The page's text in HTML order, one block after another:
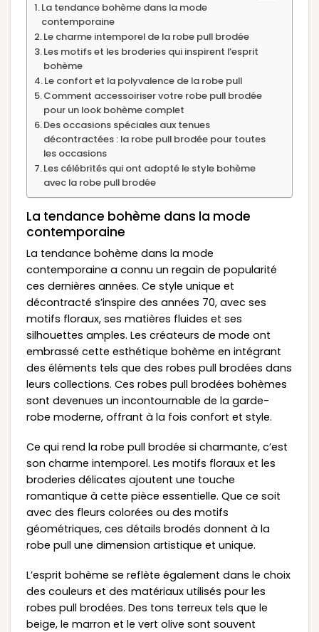
La tendance bohème dans la mode
contemporaine
Le charme intemporel de la robe pull brodée
Les motifs et les broderies qui inspirent l’esprit
bohème
Le confort et la polyvalence de la robe pull
Comment accessoiriser votre robe pull brodée
pour un look bohème complet
Des occasions spéciales aux tenues
décontractées : la robe pull brodée pour toutes
les occasions
Les célébrités qui ont adopté le style bohème
avec la robe pull brodée
La tendance bohème dans la mode
contemporaine
La tendance bohème dans la mode
contemporaine a connu un regain de popularité
ces dernières années. Ce style unique et
décontracté s’inspire des années 70, avec ses
motifs floraux, ses matières fluides et ses
silhouettes amples. Les créateurs de mode ont
embrassé cette esthétique bohème en intégrant
des éléments tels que des robes pull brodées dans
leurs collections. Ces robes pull brodées bohèmes
sont devenues un incontournable de la garde-
robe moderne, offrant à la fois confort et style.
Ce qui rend la robe pull brodée si charmante, c’est
son charme intemporel. Les motifs floraux et les
broderies délicates ajoutent une touche
romantique à cette pièce essentielle. Que ce soit
avec des fleurs colorées ou des motifs
géométriques, ces détails brodés donnent à la
robe pull une dimension artistique et unique.
L’esprit bohème se reflète également dans le choix
des couleurs et des matériaux utilisés pour les
robes pull brodées. Des tons terreux tels que le
beige, le marron et le vert olive sont souvent